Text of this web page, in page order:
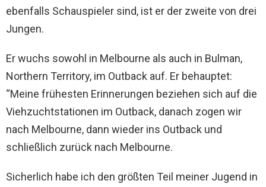
ebenfalls Schauspieler sind, ist er der zweite von drei
Jungen.
Er wuchs sowohl in Melbourne als auch in Bulman,
Northern Territory, im Outback auf. Er behauptet:
“Meine frühesten Erinnerungen beziehen sich auf die
Viehzuchtstationen im Outback, danach zogen wir
nach Melbourne, dann wieder ins Outback und
schließlich zurück nach Melbourne.
Sicherlich habe ich den größten Teil meiner Jugend in